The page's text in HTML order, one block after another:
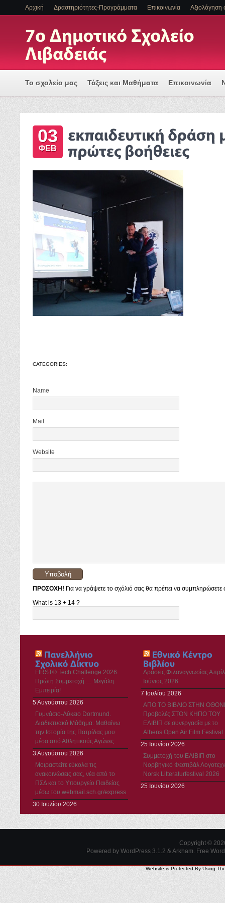
Αρχική Δραστηριότητες-Προγράμματα Επικοινωνία Αξιολόγηση
Το σχολείο μας Τάξεις και Μαθήματα Επικοινωνία
Πρόγραμμα Εισαγωγής Η/Υ για μια Ψηφιακά
ΕΝΤΑΞΗ ΜΑΘΗΤΩΝ ΜΕ ΑΝΑΠΗΡΙΑ Η/ΚΑΙ ΕΙΔΙΚΕΣ
03
ΦΕΒ
CATEGORIES:
Name
Mail
Website
ΠΡΟΣΟΧΗ! Για να γράψετε το σχόλιό σας θα πρέπει να
What is 13 + 14 ?
FIRST® Tech Challenge 2026.
Πρώτη Συμμετοχή … Μεγάλη
Εμπειρία!
5 Αυγούστου 2026
Γυμνάσιο-Λύκειο Dortmund.
Διαδικτυακό Μάθημα. Μαθαίνω
την Ιστορία της Πατρίδας μου
μέσα από Αθλητικούς Αγώνες
3 Αυγούστου 2026
Μοιραστείτε εύκολα τις
ανακοινώσεις σας, νέα από το
ΠΣΔ και το Υπουργείο Παιδείας
μέσω του webmail.sch.gr/express
30 Ιουλίου 2026
Δράσεις Φιλαναγνωσίας
Ιούνιος 2026
7 Ιουλίου 2026
ΑΠΟ ΤΟ ΒΙΒΛΙΟ ΣΤΗΝ
Προβολές ΣΤΟΝ ΚΗΠΟ ΤΟΥ
ΕΛΙΒΙΠ σε συνεργασία με το
Athens Open Air Film Festival
25 Ιουνίου 2026
Συμμετοχή του ΕΛΙΒΙΠ στο
Νορβηγικό Φεστιβάλ
Norsk Litteraturfestival 2026
25 Ιουνίου 2026
Copyright ©
Powered by WordPress 3.1.2 & Arkham. Free
Website is Protected By Using